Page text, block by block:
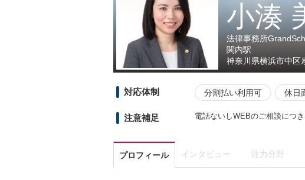
小湊
法律事務所
関内駅
神奈川県横浜市中区
対応体制 分割払い利用可 休日
注意補足 電話ないしWEBのご相談につ
プロフィール インタビュー 注力分野